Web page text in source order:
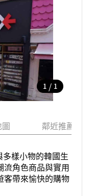
1 / 1
鄰近推薦景點
樣小物的韓國生
流角色商品與實用
客帶來愉快的購物